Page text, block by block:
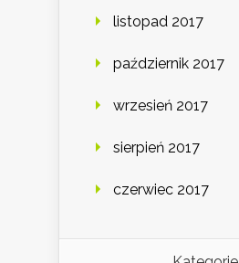
listopad 2017
październik 2017
wrzesień 2017
sierpień 2017
czerwiec 2017